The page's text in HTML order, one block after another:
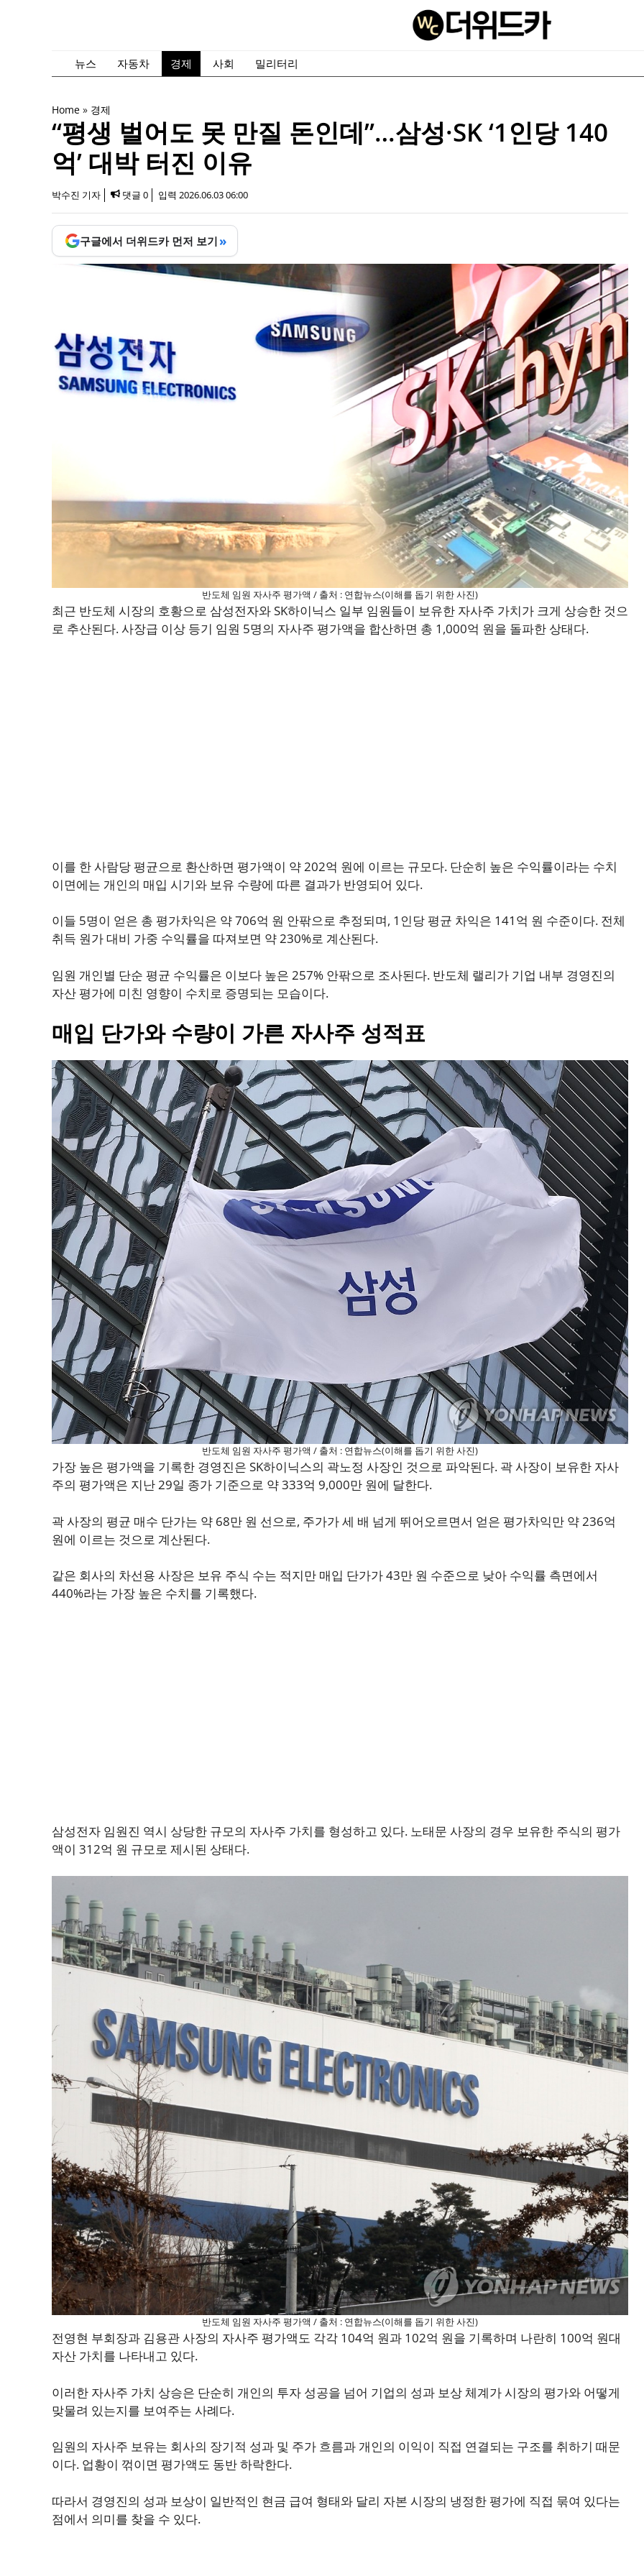
뉴스 자동차 경제 사회 밀리터리
Home » 경제
“평생 벌어도 못 만질 돈인데”…삼성·SK ‘1인당 140
억’ 대박 터진 이유
박수진 기자 댓글 0 입력 2026.06.03 06:00
구글에서 더위드카 먼저 보기 »
반도체 임원 자사주 평가액 / 출처 : 연합뉴스(이해를 돕기 위한 사진)
최근 반도체 시장의 호황으로 삼성전자와 SK하이닉스 일부 임원들이 보유한 자사주 가치가 크게 상승한 것으
로 추산된다. 사장급 이상 등기 임원 5명의 자사주 평가액을 합산하면 총 1,000억 원을 돌파한 상태다.
이를 한 사람당 평균으로 환산하면 평가액이 약 202억 원에 이르는 규모다. 단순히 높은 수익률이라는 수치
이면에는 개인의 매입 시기와 보유 수량에 따른 결과가 반영되어 있다.
이들 5명이 얻은 총 평가차익은 약 706억 원 안팎으로 추정되며, 1인당 평균 차익은 141억 원 수준이다. 전체
취득 원가 대비 가중 수익률을 따져보면 약 230%로 계산된다.
임원 개인별 단순 평균 수익률은 이보다 높은 257% 안팎으로 조사된다. 반도체 랠리가 기업 내부 경영진의
자산 평가에 미친 영향이 수치로 증명되는 모습이다.
매입 단가와 수량이 가른 자사주 성적표
반도체 임원 자사주 평가액 / 출처 : 연합뉴스(이해를 돕기 위한 사진)
가장 높은 평가액을 기록한 경영진은 SK하이닉스의 곽노정 사장인 것으로 파악된다. 곽 사장이 보유한 자사
주의 평가액은 지난 29일 종가 기준으로 약 333억 9,000만 원에 달한다.
곽 사장의 평균 매수 단가는 약 68만 원 선으로, 주가가 세 배 넘게 뛰어오르면서 얻은 평가차익만 약 236억
원에 이르는 것으로 계산된다.
같은 회사의 차선용 사장은 보유 주식 수는 적지만 매입 단가가 43만 원 수준으로 낮아 수익률 측면에서
440%라는 가장 높은 수치를 기록했다.
삼성전자 임원진 역시 상당한 규모의 자사주 가치를 형성하고 있다. 노태문 사장의 경우 보유한 주식의 평가
액이 312억 원 규모로 제시된 상태다.
반도체 임원 자사주 평가액 / 출처 : 연합뉴스(이해를 돕기 위한 사진)
전영현 부회장과 김용관 사장의 자사주 평가액도 각각 104억 원과 102억 원을 기록하며 나란히 100억 원대
자산 가치를 나타내고 있다.
이러한 자사주 가치 상승은 단순히 개인의 투자 성공을 넘어 기업의 성과 보상 체계가 시장의 평가와 어떻게
맞물려 있는지를 보여주는 사례다.
임원의 자사주 보유는 회사의 장기적 성과 및 주가 흐름과 개인의 이익이 직접 연결되는 구조를 취하기 때문
이다. 업황이 꺾이면 평가액도 동반 하락한다.
따라서 경영진의 성과 보상이 일반적인 현금 급여 형태와 달리 자본 시장의 냉정한 평가에 직접 묶여 있다는
점에서 의미를 찾을 수 있다.